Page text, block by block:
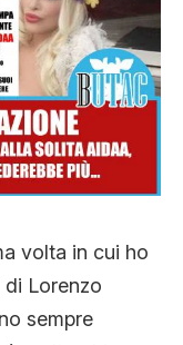
volta in cui ho
Lorenzo
sempre